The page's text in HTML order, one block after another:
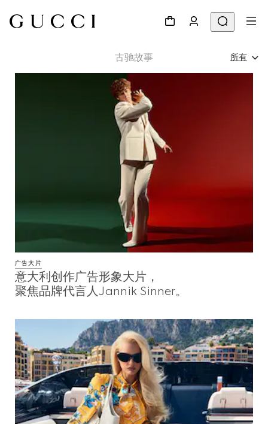
古驰故事 所有
彩妆
设计元素
Gucci Equilibrium
广告大片
意大利创作广告形象大片，
聚焦品牌代言人Jannik Sinner。